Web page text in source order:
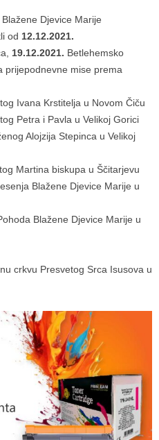
Djevice Marije
od 12.12.2021.
19.12.2021. Betlehemsko
prijepodnevne mise prema
Ivana Krstitelja u Novom Čiču
Petra i Pavla u Velikoj Gorici
Alojzija Stepinca u Velikoj
Martina biskupa u Ščitarjevu
Blažene Djevice Marije u
Blažene Djevice Marije u
crkvu Presvetog Srca Isusova u